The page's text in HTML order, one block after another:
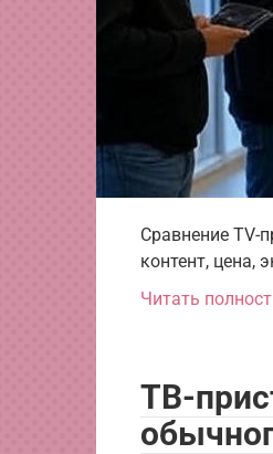
Сравнение TV-
контент, цена,
Читать
ТВ-